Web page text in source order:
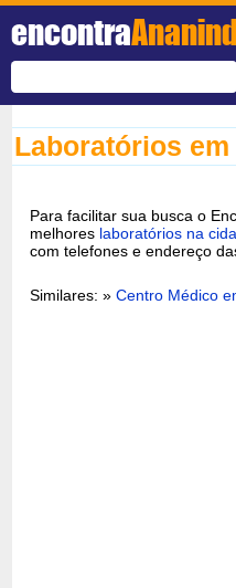
encontra
Laboratórios
Para facilitar sua busca o
melhores laboratórios na
com telefones e endereço
Similares: »Centro Médico